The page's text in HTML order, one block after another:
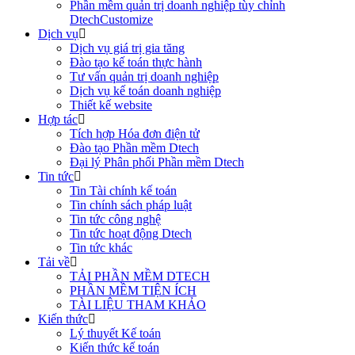
Phần mềm quản trị doanh nghiệp tùy chỉnh
DtechCustomize
Dịch vụ
Dịch vụ giá trị gia tăng
Đào tạo kế toán thực hành
Tư vấn quản trị doanh nghiệp
Dịch vụ kế toán doanh nghiệp
Thiết kế website
Hợp tác
Tích hợp Hóa đơn điện tử
Đào tạo Phần mềm Dtech
Đại lý Phân phối Phần mềm Dtech
Tin tức
Tin Tài chính kế toán
Tin chính sách pháp luật
Tin tức công nghệ
Tin tức hoạt động Dtech
Tin tức khác
Tải về
TẢI PHẦN MỀM DTECH
PHẦN MỀM TIỆN ÍCH
TÀI LIỆU THAM KHẢO
Kiến thức
Lý thuyết Kế toán
Kiến thức kế toán